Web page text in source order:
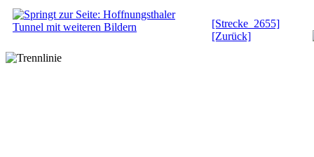
[Strecke 2655]
[Zurück]